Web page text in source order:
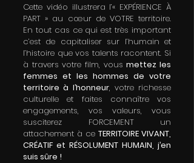
Cette vidéo illustrera l’« EXPÉRIENCE À
PART » au cœur de VOTRE territoire.
En tout cas ce qui est très important
c’est de capitaliser sur l’humain et
l’histoire que vos talents racontent. Si
à travers votre film, vous mettez les
femmes et les hommes de votre
territoire à l’honneur, votre richesse
culturelle et faites connaître vos
engagements, vos valeurs, vous
susciterez FORCEMENT un
attachement à ce TERRITOIRE VIVANT,
CRÉATIF et RÉSOLUMENT HUMAIN, j’en
suis sûre !